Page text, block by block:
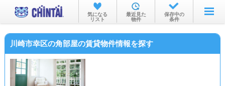
お部屋を探す
沿線・駅から
気になる
リスト
最近見た
物件
保存中の
条件
川崎市幸区の角部屋の賃貸物件情報を探す